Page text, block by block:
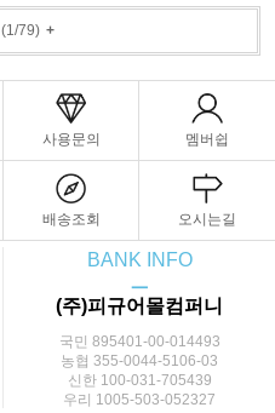
(1/79) +
사용문의 멤버쉽
배송조회 오시는길
BANK INFO
ㅡ
(주)피규어몰컴퍼니
국민 895401-00-014493
농협 355-0044-5106-03
신한 100-031-705439
우리 1005-503-052327